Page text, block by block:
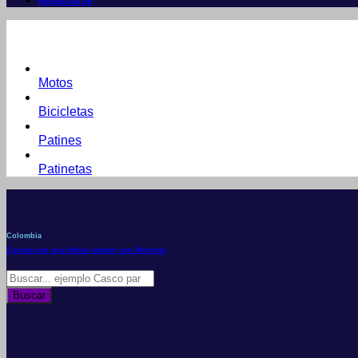
Motos
Bicicletas
Patines
Patinetas
Colombia
Conoce por qué debes vender con Mercleta
Búsqueda
de
productos
Buscar